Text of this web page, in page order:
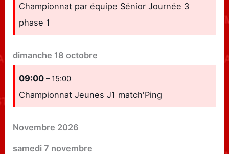
Championnat par équipe Sénior Journée 3
phase 1
dimanche 18 octobre
09:00– 15:00
Championnat Jeunes J1 match'Ping
Novembre 2026
samedi 7 novembre